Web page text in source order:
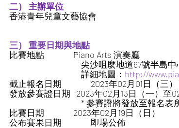
二） 主辦單位
香港青年兒童文藝協會
三） 重要日期與地點
比賽地點               Piano Arts 演奏廳
尖沙咀
                                     詳細地圖：
http://
截止報名日期               2023年02月01日（三）
發放參賽證日期   2023年02月13日（一）至
* 參賽證
比賽日期               2023年02月19日（日）
公布賽果日期               即場公佈